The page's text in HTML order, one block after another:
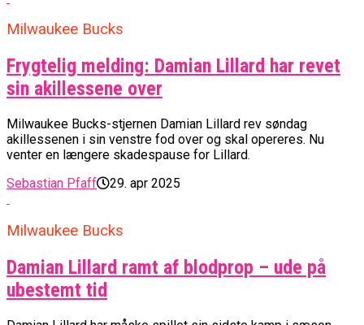
Milwaukee Bucks
Frygtelig melding: Damian Lillard har revet
sin akillessene over
Milwaukee Bucks-stjernen Damian Lillard rev søndag
akillessenen i sin venstre fod over og skal opereres. Nu
venter en længere skadespause for Lillard.
Sebastian Pfaff
29. apr 2025
Milwaukee Bucks
Damian Lillard ramt af blodprop – ude på
ubestemt tid